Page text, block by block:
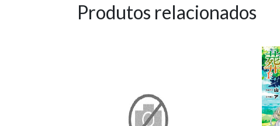
Produtos relacionados